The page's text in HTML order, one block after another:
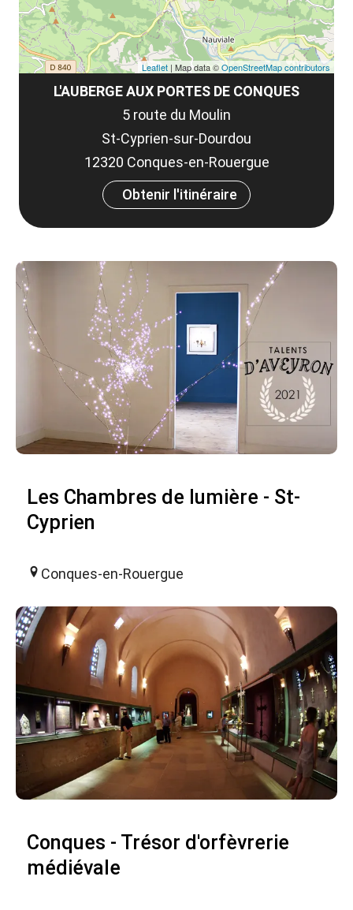
L'AUBERGE AUX PORTES DE CONQUES
5 route du Moulin
St-Cyprien-sur-Dourdou
12320 Conques-en-Rouergue
Obtenir l'itinéraire
Leaflet | Map data ©OpenStreetMap contributors
Les Chambres de lumière - St-
Cyprien
Conques-en-Rouergue
Conques - Trésor d'orfèvrerie
médiévale